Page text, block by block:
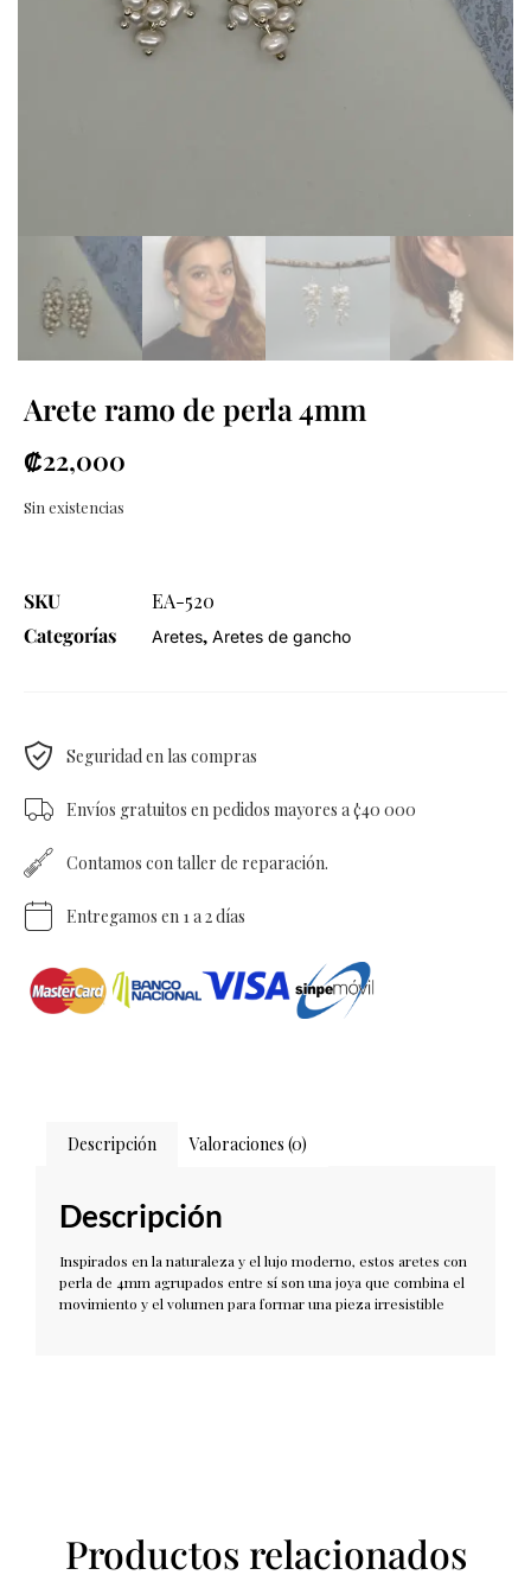
Arete ramo de perla 4mm
₡22,000
Sin existencias
SKU
EA-520
Categorías
Aretes, Aretes de gancho
Seguridad en las compras
Envíos gratuitos en pedidos mayores a ¢40 000
Contamos con taller de reparación.
Entregamos en 1 a 2 días
Descripción Valoraciones (0)
Descripción
Inspirados en la naturaleza y el lujo moderno, estos aretes con
perla de 4mm agrupados entre sí son una joya que combina el
movimiento y el volumen para formar una pieza irresistible
Productos relacionados